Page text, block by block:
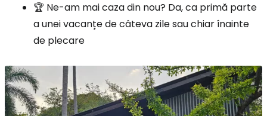
🏆 Ne-am mai caza din nou? Da, ca primă parte
a unei vacanțe de câteva zile sau chiar înainte
de plecare